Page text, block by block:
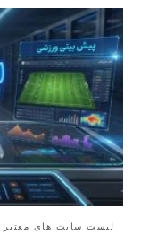
لیست سایت های معتبر